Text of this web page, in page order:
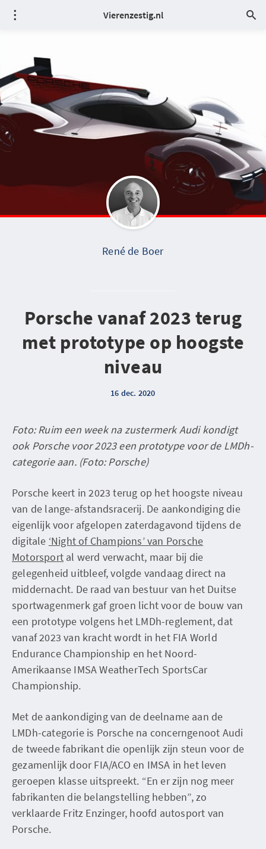
Vierenzestig.nl
René de Boer
Porsche vanaf 2023 terug
met prototype op hoogste
niveau
16 dec. 2020
Foto: Ruim een week na zustermerk Audi kondigt
ook Porsche voor 2023 een prototype voor de LMDh-
categorie aan. (Foto: Porsche)
Porsche keert in 2023 terug op het hoogste niveau
van de lange-afstandsracerij. De aankondiging die
eigenlijk voor afgelopen zaterdagavond tijdens de
digitale ‘Night of Champions’ van Porsche
Motorsport al werd verwacht, maar bij die
gelegenheid uitbleef, volgde vandaag direct na
middernacht. De raad van bestuur van het Duitse
sportwagenmerk gaf groen licht voor de bouw van
een prototype volgens het LMDh-reglement, dat
vanaf 2023 van kracht wordt in het FIA World
Endurance Championship en het Noord-
Amerikaanse IMSA WeatherTech SportsCar
Championship.
Met de aankondiging van de deelname aan de
LMDh-categorie is Porsche na concerngenoot Audi
de tweede fabrikant die openlijk zijn steun voor de
gezamenlijk door FIA/ACO en IMSA in het leven
geroepen klasse uitspreekt. “En er zijn nog meer
fabrikanten die belangstelling hebben”, zo
verklaarde Fritz Enzinger, hoofd autosport van
Porsche.